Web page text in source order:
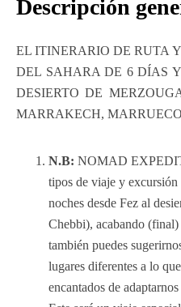
Descripción
EL ITINERARIO DE RUTA
DEL SAHARA DE 6 DÍAS
DESIERTO DE
MARRAKECH,
N.B: NOMAD
tipos de viaje y
noches desde Fez al
Chebbi), acabando
también puedes
lugares diferentes a lo
encantados de